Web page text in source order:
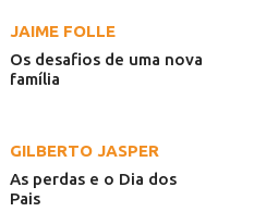
JAIME FOLLE
Os desafios de uma nova
família
GILBERTO JASPER
As perdas e o Dia dos
Pais